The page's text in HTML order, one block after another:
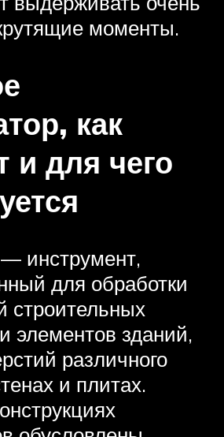
моменты.
как
и для чего
инструмент,
для обработки
строительных
элементов зданий,
различного
и плитах.